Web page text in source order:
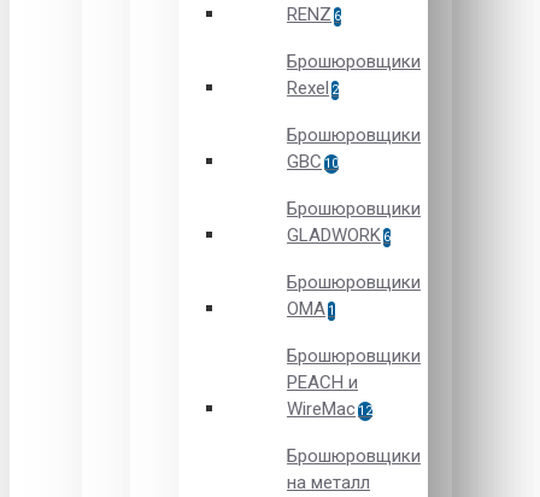
RENZ 6
Брошюровщики
Rexel 2
Брошюровщики
GBC 10
Брошюровщики
GLADWORK 6
Брошюровщики
OMA 1
Брошюровщики
PEACH и
WireMac 12
Брошюровщики
на металл